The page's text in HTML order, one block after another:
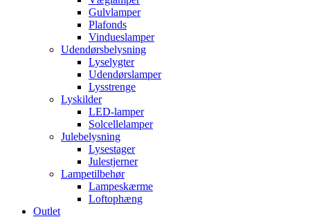
Gulvlamper
Plafonds
Vindueslamper
Udendørsbelysning
Lyselygter
Udendørslamper
Lysstrenge
Lyskilder
LED-lamper
Solcellelamper
Julebelysning
Lysestager
Julestjerner
Lampetilbehør
Lampeskærme
Loftophæng
Outlet